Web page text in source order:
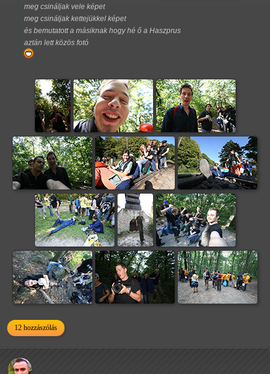
meg csináljak vele képet
meg csináljak kettejükkel képet
és bemutatott a másiknak hogy hé ő a Haszprus
aztán lett közös fotó
12 hozzászólás